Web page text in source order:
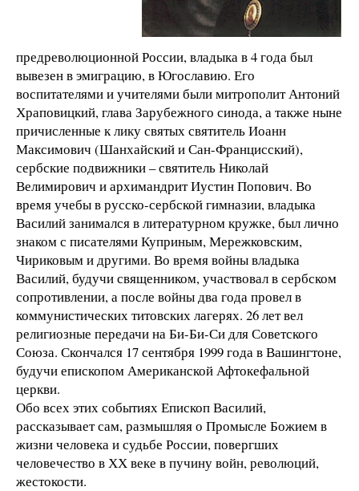
предреволюционной России, владыка в 4 года был
вывезен в эмиграцию, в Югославию. Его
воспитателями и учителями были митрополит Антоний
Храповицкий, глава Зарубежного синода, а также ныне
причисленные к лику святых святитель Иоанн
Максимович (Шанхайский и Сан-Францисский),
сербские подвижники – святитель Николай
Велимирович и архимандрит Иустин Попович. Во
время учебы в русско-сербской гимназии, владыка
Василий занимался в литературном кружке, был лично
знаком с писателями Куприным, Мережковским,
Чириковым и другими. Во время войны владыка
Василий, будучи священником, участвовал в сербском
сопротивлении, а после войны два года провел в
коммунистических титовских лагерях. 26 лет вел
религиозные передачи на Би-Би-Си для Советского
Союза. Скончался 17 сентября 1999 года в Вашингтоне,
будучи епископом Американской Афтокефальной
церкви.
Обо всех этих событиях Епископ Василий,
рассказывает сам, размышляя о Промысле Божием в
жизни человека и судьбе России, повергших
человечество в ХХ веке в пучину войн, революций,
жестокости.